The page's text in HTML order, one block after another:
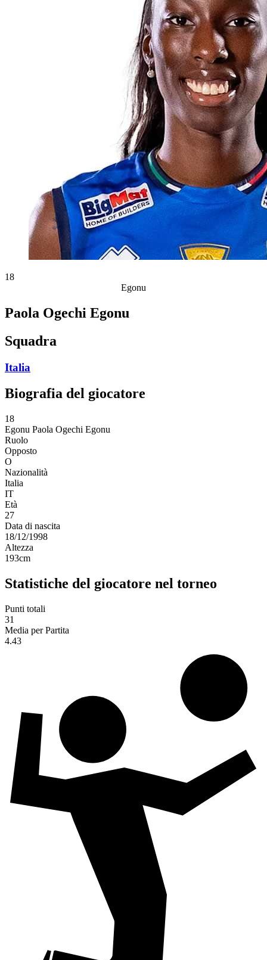
18
Egonu
Paola Ogechi Egonu
Squadra
Italia
Biografia del giocatore
18
Egonu Paola Ogechi Egonu
Ruolo
Opposto
O
Nazionalità
Italia
IT
Età
27
Data di nascita
18/12/1998
Altezza
193cm
Statistiche del giocatore nel torneo
Punti totali
31
Media per Partita
4.43